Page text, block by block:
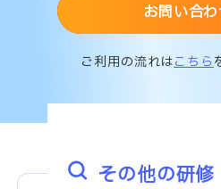
お問い合
ご利用の流れはこちら
その他の研